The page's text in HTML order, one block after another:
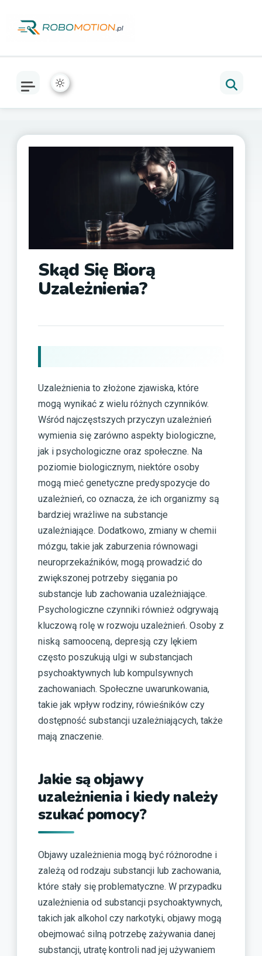
Skąd Się Biorą
Uzależnienia?
Uzależnienia to złożone zjawiska, które
mogą wynikać z wielu różnych czynników.
Wśród najczęstszych przyczyn uzależnień
wymienia się zarówno aspekty biologiczne,
jak i psychologiczne oraz społeczne. Na
poziomie biologicznym, niektóre osoby
mogą mieć genetyczne predyspozycje do
uzależnień, co oznacza, że ich organizmy są
bardziej wrażliwe na substancje
uzależniające. Dodatkowo, zmiany w chemii
mózgu, takie jak zaburzenia równowagi
neuroprzekaźników, mogą prowadzić do
zwiększonej potrzeby sięgania po
substancje lub zachowania uzależniające.
Psychologiczne czynniki również odgrywają
kluczową rolę w rozwoju uzależnień. Osoby z
niską samooceną, depresją czy lękiem
często poszukują ulgi w substancjach
psychoaktywnych lub kompulsywnych
zachowaniach. Społeczne uwarunkowania,
takie jak wpływ rodziny, rówieśników czy
dostępność substancji uzależniających, także
mają znaczenie.
Jakie są objawy
uzależnienia i kiedy należy
szukać pomocy?
Objawy uzależnienia mogą być różnorodne i
zależą od rodzaju substancji lub zachowania,
które stały się problematyczne. W przypadku
uzależnienia od substancji psychoaktywnych,
takich jak alkohol czy narkotyki, objawy mogą
obejmować silną potrzebę zażywania danej
substancji, utratę kontroli nad jej używaniem